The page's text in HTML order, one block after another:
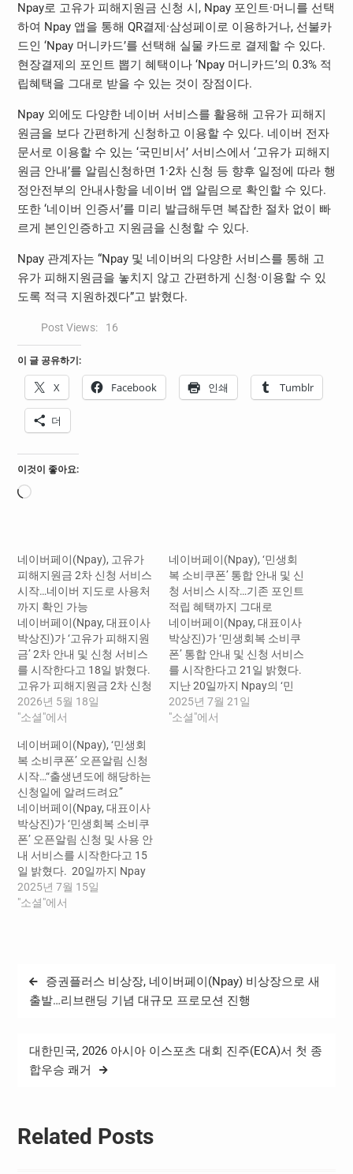
Npay로 고유가 피해지원금 신청 시, Npay 포인트·머니를 선택
하여 Npay 앱을 통해 QR결제·삼성페이로 이용하거나, 선불카
드인 ‘Npay 머니카드’를 선택해 실물 카드로 결제할 수 있다.
현장결제의 포인트 뽑기 혜택이나 ‘Npay 머니카드’의 0.3% 적
립혜택을 그대로 받을 수 있는 것이 장점이다.
Npay 외에도 다양한 네이버 서비스를 활용해 고유가 피해지
원금을 보다 간편하게 신청하고 이용할 수 있다. 네이버 전자
문서로 이용할 수 있는 ‘국민비서’ 서비스에서 ‘고유가 피해지
원금 안내’를 알림신청하면 1·2차 신청 등 향후 일정에 따라 행
정안전부의 안내사항을 네이버 앱 알림으로 확인할 수 있다.
또한 ‘네이버 인증서’를 미리 발급해두면 복잡한 절차 없이 빠
르게 본인인증하고 지원금을 신청할 수 있다.
Npay 관계자는 “Npay 및 네이버의 다양한 서비스를 통해 고
유가 피해지원금을 놓치지 않고 간편하게 신청·이용할 수 있
도록 적극 지원하겠다”고 밝혔다.
Post Views: 16
이 글 공유하기:
X Facebook 인쇄 Tumblr
더
이것이 좋아요:
로
네이버페이(Npay), 고유가
피해지원금 2차 신청 서비스
시작…네이버 지도로 사용처
까지 확인 가능
네이버페이(Npay, 대표이사
박상진)가 ‘고유가 피해지원
금’ 2차 안내 및 신청 서비스
를 시작한다고 18일 밝혔다.
고유가 피해지원금 2차 신청
기간은 5월 18일부터 7월 3
일까지로, 전 국민의 70%로
버에서 ‘고유가 피해지원금’
혹은 ‘네이버페이’를 검색하
면 통합 안내 페이지를 확인
할 수 있으며, 안내 페이지 내
에서 ‘신청하기’를 선택하면
연결되는 신청 페이지에서
대상 여부를 확인할…
2026년 5월 18일
"소셜"에서
네이버페이(Npay), ‘민생회
복 소비쿠폰’ 통합 안내 및 신
청 서비스 시작…기존 포인트
적립 혜택까지 그대로
네이버페이(Npay, 대표이사
박상진)가 ‘민생회복 소비쿠
폰’ 통합 안내 및 신청 서비스
를 시작한다고 21일 밝혔다. ​
지난 20일까지 Npay의 ‘민
생회복 소비쿠폰(이하 ‘소비
쿠폰’) 오픈알림 신청을 한
2025년 7월 21일
"소셜"에서
네이버페이(Npay), ‘민생회
복 소비쿠폰’ 오픈알림 신청
시작…“출생년도에 해당하는
신청일에 알려드려요”
네이버페이(Npay, 대표이사
박상진)가 ‘민생회복 소비쿠
폰’ 오픈알림 신청 및 사용 안
내 서비스를 시작한다고 15
일 밝혔다. ​ 20일까지 Npay
를 통해 ‘민생회복 소비쿠폰’
오픈알림 신청을 하면, 1차
는 ‘요일제’에 맞게 사용자에
게 해당하는 신청일에 네이
2025년 7월 15일
"소셜"에서
글
탐
증권플러스 비상장, 네이버페이(Npay) 비상장으로 새
출발…리브랜딩 기념 대규모 프로모션 진행
대한민국, 2026 아시아 이스포츠 대회 진주(ECA)서 첫 종
합우승 쾌거
Related Posts